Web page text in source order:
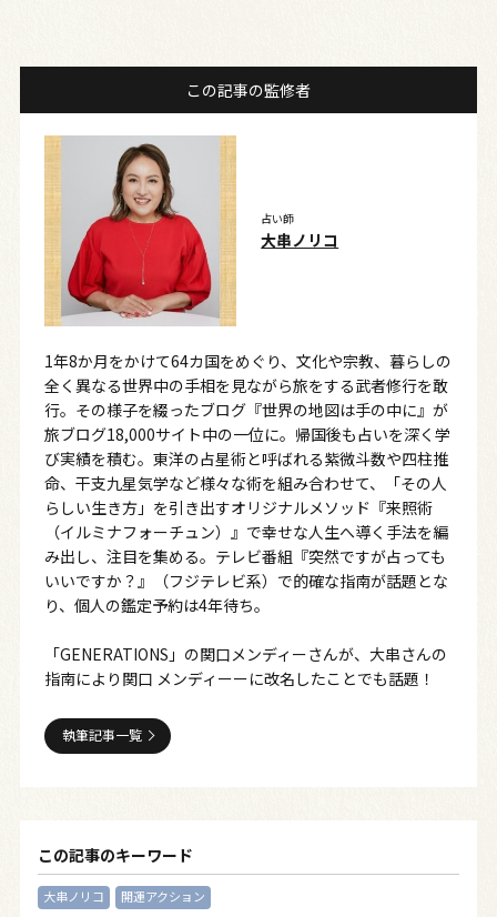
この記事の監修者
占い師
大串ノリコ
1年8か月をかけて64カ国をめぐり、文化や宗教、暮らしの
全く異なる世界中の手相を見ながら旅をする武者修行を敢
行。その様子を綴ったブログ『世界の地図は手の中に』が
旅ブログ18,000サイト中の一位に。帰国後も占いを深く学
び実績を積む。東洋の占星術と呼ばれる紫微斗数や四柱推
命、干支九星気学など様々な術を組み合わせて、「その人
らしい生き方」を引き出すオリジナルメソッド『来照術
（イルミナフォーチュン）』で幸せな人生へ導く手法を編
み出し、注目を集める。テレビ番組『突然ですが占っても
いいですか？』（フジテレビ系）で的確な指南が話題とな
り、個人の鑑定予約は4年待ち。
「GENERATIONS」の関口メンディーさんが、大串さんの
指南により関口 メンディーーに改名したことでも話題！
執筆記事一覧
この記事のキーワード
大串ノリコ 開運アクション